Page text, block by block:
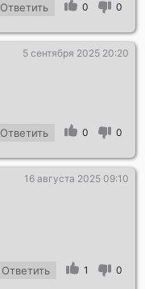
Ответить 0 0
5 сентября 2025 20:20
Ответить 0 0
16 августа 2025 09:10
Ответить 1 0